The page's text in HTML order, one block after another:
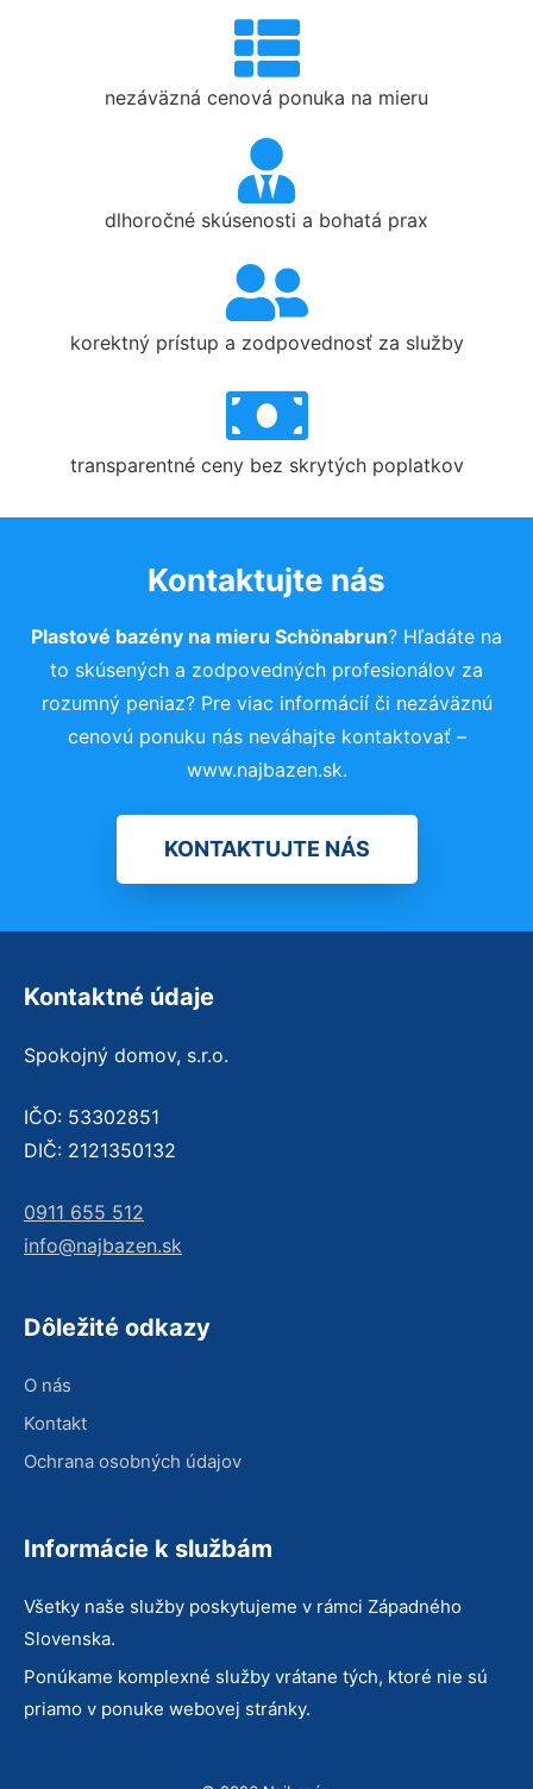
nezáväzná cenová ponuka na mieru
dlhoročné skúsenosti a bohatá prax
korektný prístup a zodpovednosť za služby
transparentné ceny bez skrytých poplatkov
Kontaktujte nás
Plastové bazény na mieru Schönabrun? Hľadáte na
to skúsených a zodpovedných profesionálov za
rozumný peniaz? Pre viac informácií či nezáväznú
cenovú ponuku nás neváhajte kontaktovať –
www.najbazen.sk.
KONTAKTUJTE NÁS
Kontaktné údaje
Spokojný domov, s.r.o.
IČO: 53302851
DIČ: 2121350132
0911 655 512
info@najbazen.sk
Dôležité odkazy
O nás
Kontakt
Ochrana osobných údajov
Informácie k službám
Všetky naše služby poskytujeme v rámci Západného
Slovenska.
Ponúkame komplexné služby vrátane tých, ktoré nie sú
priamo v ponuke webovej stránky.